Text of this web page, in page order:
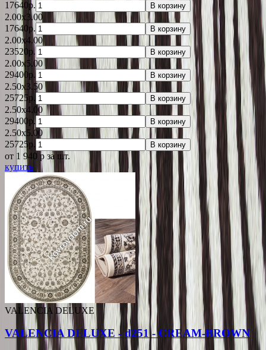
17640р.
В корзину
2.00x3.00
17640р.
В корзину
2.00x4.00
23520р.
В корзину
2.00x5.00
29400р.
В корзину
2.50x3.50
25725р.
В корзину
2.50x4.00
29400р.
В корзину
2.50x5.00
25725р.
В корзину
от 1 940 p за шт.
купить
VALENCIA DELUXE
VALENCIA DELUXE - d251 - CREAM-BROWN